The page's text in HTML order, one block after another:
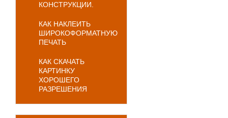
КОНСТРУКЦИИ.
КАК НАКЛЕИТЬ
ШИРОКОФОРМАТНУЮ
ПЕЧАТЬ
КАК СКАЧАТЬ
КАРТИНКУ
ХОРОШЕГО
РАЗРЕШЕНИЯ